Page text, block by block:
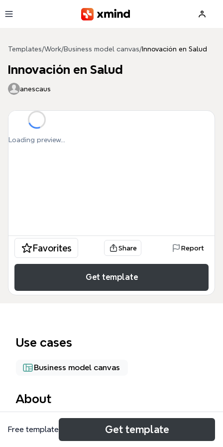
Templates/Work/Business model canvas/ Innovación en Salud
Innovación en Salud
anescaus
Loading preview...
Favorites Share Report
Get template
Use cases
Business model canvas
About
La plantilla 'Innovación en Salud' es un mapa mental
de 60 nodos diseñado para profesionales de la
Free template Get template